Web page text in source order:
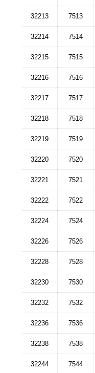
32213 7513
32214 7514
32215 7515
32216 7516
32217 7517
32218 7518
32219 7519
32220 7520
32221 7521
32222 7522
32224 7524
32226 7526
32228 7528
32230 7530
32232 7532
32236 7536
32238 7538
32244 7544